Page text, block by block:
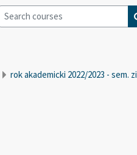
courses
rok akademicki 2022/2023 - sem.